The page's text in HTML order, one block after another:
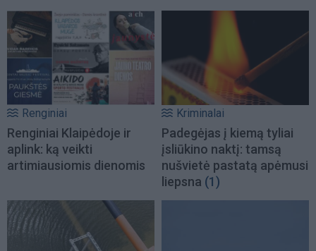
Renginiai
Renginiai Klaipėdoje ir
aplink: ką veikti
artimiausiomis dienomis
Kriminalai
Padegėjas į kiemą tyliai
įsliūkino naktį: tamsą
nušvietė pastatą apėmusi
liepsna (1)